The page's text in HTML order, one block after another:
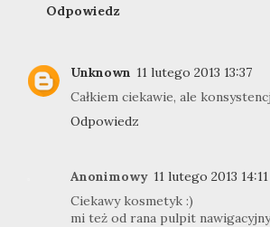
Odpowiedz
Unknown 11 lutego 2013 13:37
Całkiem ciekawie, ale
Odpowiedz
Anonimowy 11 lutego 2013 14:11
Ciekawy kosmetyk :)
mi też od rana pulpit